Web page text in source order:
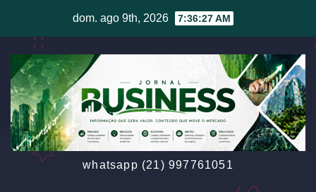
content
dom. ago 9th, 2026 7:36:29 AM
whatsapp (21) 997761051